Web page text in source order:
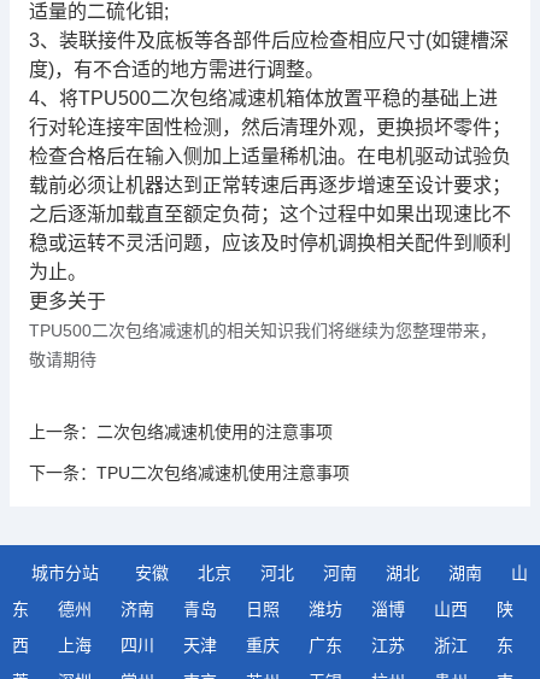
适量的二硫化钼;
3、装联接件及底板等各部件后应检查相应尺寸(如键槽深
度)，有不合适的地方需进行调整。
4、将TPU500二次包络减速机箱体放置平稳的基础上进
行对轮连接牢固性检测，然后清理外观，更换损坏零件；
检查合格后在输入侧加上适量稀机油。在电机驱动试验负
载前必须让机器达到正常转速后再逐步增速至设计要求；
之后逐渐加载直至额定负荷；这个过程中如果出现速比不
稳或运转不灵活问题，应该及时停机调换相关配件到顺利
为止。
更多关于
TPU500二次包络减速机的相关知识我们将继续为您整理带来，
敬请期待
上一条： 二次包络减速机使用的注意事项
下一条： TPU二次包络减速机使用注意事项
城市分站 安徽 北京 河北 河南 湖北 湖南
山
东
德州 济南 青岛 日照 潍坊 淄博 山西
陕
西
上海 四川 天津 重庆 广东 江苏 浙江
东